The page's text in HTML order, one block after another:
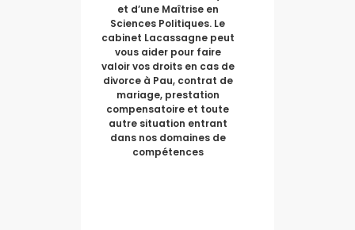
et d’une Maîtrise en
Sciences Politiques. Le
cabinet Lacassagne peut
vous aider pour faire
valoir vos droits en cas de
divorce à Pau, contrat de
mariage, prestation
compensatoire et toute
autre situation entrant
dans nos domaines de
compétences